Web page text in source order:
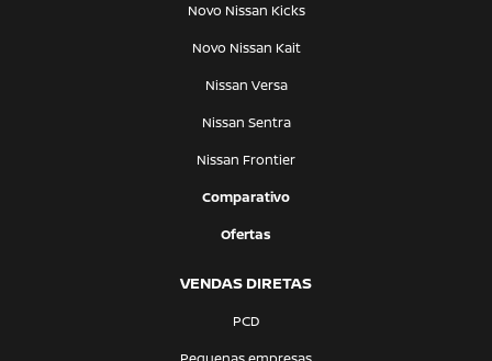
Novo Nissan Kicks
Novo Nissan Kait
Nissan Versa
Nissan Sentra
Nissan Frontier
Comparativo
Ofertas
VENDAS DIRETAS
PCD